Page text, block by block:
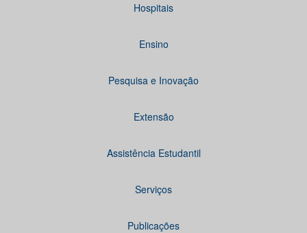
Hospitais
Ensino
Pesquisa e Inovação
Extensão
Assistência Estudantil
Serviços
Publicações